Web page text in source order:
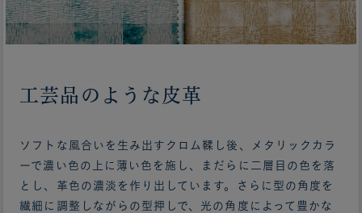
工芸品のような皮革
ソフトな風合いを生み出すクロム鞣し後、メタリックカラ
ーで濃い色の上に薄い色を施し、まだらに二層目の色を落
とし、革色の濃淡を作り出しています。さらに型の角度を
繊細に調整しながらの型押しで、光の角度によって豊かな